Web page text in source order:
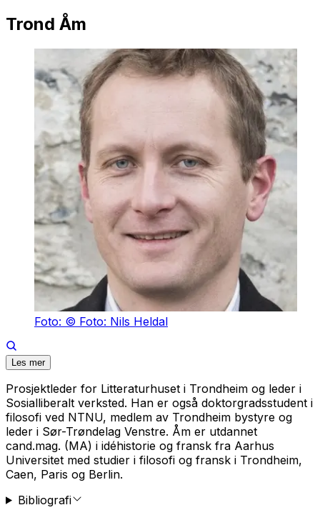
Trond Åm
Foto: © Foto: Nils Heldal
Les mer
Prosjektleder for Litteraturhuset i Trondheim og leder i
Sosialliberalt verksted. Han er også doktorgradsstudent i
filosofi ved NTNU, medlem av Trondheim bystyre og
leder i Sør-Trøndelag Venstre. Åm er utdannet
cand.mag. (MA) i idéhistorie og fransk fra Aarhus
Universitet med studier i filosofi og fransk i Trondheim,
Caen, Paris og Berlin.
Bibliografi